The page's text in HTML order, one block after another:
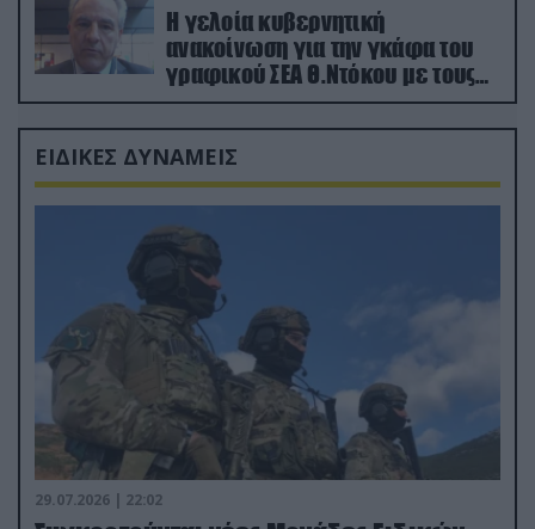
Η γελοία κυβερνητική
ανακοίνωση για την γκάφα του
γραφικού ΣΕΑ Θ.Ντόκου με τους
Ρώσους φαρσέρ
ΕΙΔΙΚΕΣ ΔΥΝΑΜΕΙΣ
29.07.2026 | 22:02